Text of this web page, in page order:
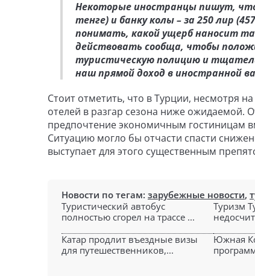
Некоторые иностранцы пишут, что
тенге) и банку колы – за 250 лир
понимать, какой ущерб наносит
действовать сообща, чтобы
туристическую полицию и
наш прямой доход в иностранной
Стоит отметить, что в Турции, несмотря
отелей в разгар сезона ниже ожидаемой.
предпочтение экономичным гостиницам
Ситуацию могло бы отчасти спасти
выступает для этого существенным
Новости по тегам: зарубежные новости,
Туристический автобус
полностью сгорел на трассе ...
Туризм
Катар продлит въездные визы
для путешественников,...
Южная